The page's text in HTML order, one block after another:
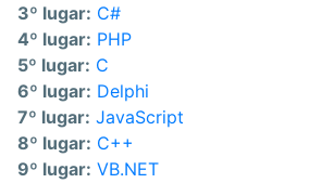
3º lugar: C#
4º lugar: PHP
5º lugar: C
6º lugar: Delphi
7º lugar: JavaScript
8º lugar: C++
9º lugar: VB.NET